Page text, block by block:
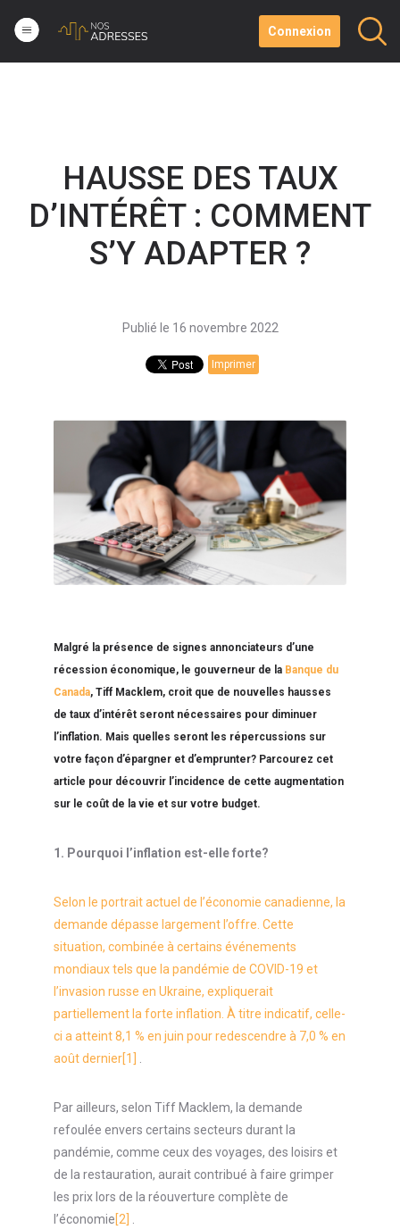
Connexion
HAUSSE DES TAUX
D’INTÉRÊT : COMMENT
S’Y ADAPTER ?
Publié le 16 novembre 2022
Imprimer
Malgré la présence de signes annonciateurs d’une
récession économique, le gouverneur de la Banque du
Canada, Tiff Macklem, croit que de nouvelles hausses
de taux d’intérêt seront nécessaires pour diminuer
l’inflation. Mais quelles seront les répercussions sur
votre façon d’épargner et d’emprunter? Parcourez cet
article pour découvrir l’incidence de cette augmentation
sur le coût de la vie et sur votre budget.
1. Pourquoi l’inflation est-elle forte?
Selon le portrait actuel de l’économie canadienne, la
demande dépasse largement l’offre. Cette
situation, combinée à certains événements
mondiaux tels que la pandémie de COVID-19 et
l’invasion russe en Ukraine, expliquerait
partiellement la forte inflation. À titre indicatif, celle-
ci a atteint 8,1 % en juin pour redescendre à 7,0 % en
août dernier[1] .
Par ailleurs, selon Tiff Macklem, la demande
refoulée envers certains secteurs durant la
pandémie, comme ceux des voyages, des loisirs et
de la restauration, aurait contribué à faire grimper
les prix lors de la réouverture complète de
l’économie[2] .